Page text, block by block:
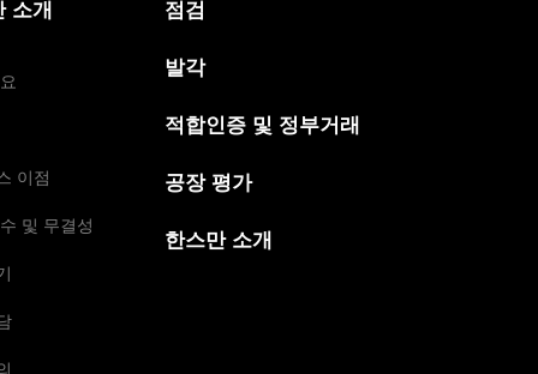
소개
이점
및 무결성
점검
발각
적합인증 및 정부거래
공장 평가
한스만 소개